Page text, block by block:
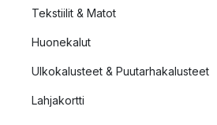
Tekstiilit & Matot
Huonekalut
Ulkokalusteet & Puutarhakalusteet
Lahjakortti